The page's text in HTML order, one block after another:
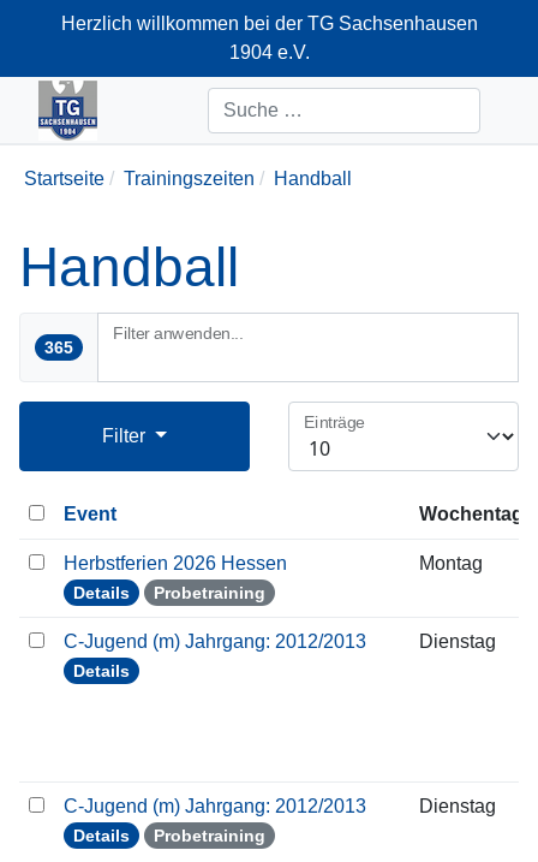
Herzlich willkommen bei der TG Sachsenhausen
1904 e.V.
+49-69-66374712
Suchen
Startseite Trainingszeiten Handball
Handball
365
Filter anwenden...
Filter
Einträge
Event Wochentag
Herbstferien 2026 Hessen
Details Probetraining
Montag
C-Jugend (m) Jahrgang: 2012/2013
Details
Dienstag
C-Jugend (m) Jahrgang: 2012/2013
Details Probetraining
Dienstag